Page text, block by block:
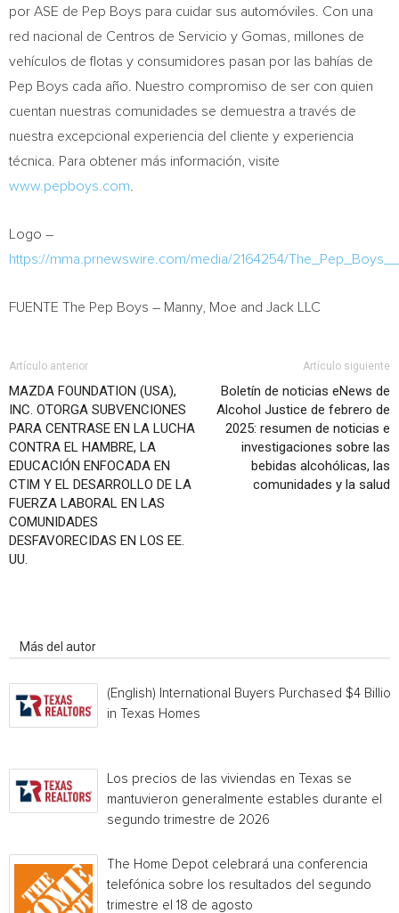
por ASE de Pep Boys para cuidar sus automóviles. Con una
red nacional de Centros de Servicio y Gomas, millones de
vehículos de flotas y consumidores pasan por las bahías de
Pep Boys cada año. Nuestro compromiso de ser con quien
cuentan nuestras comunidades se demuestra a través de
nuestra excepcional experiencia del cliente y experiencia
técnica. Para obtener más información, visite
www.pepboys.com
Logo –
https://mma.prnewswire.com/media/2164254/
FUENTE The Pep Boys – Manny, Moe and Jack LLC
Artículo anterior
MAZDA FOUNDATION (USA),
INC. OTORGA SUBVENCIONES
PARA CENTRASE EN LA LUCHA
CONTRA EL HAMBRE, LA
EDUCACIÓN ENFOCADA EN
CTIM Y EL DESARROLLO DE LA
FUERZA LABORAL EN LAS
COMUNIDADES
DESFAVORECIDAS EN LOS EE.
UU.
Artículo siguiente
Boletín de noticias eNews de
Alcohol Justice de febrero de
2025: resumen de noticias e
investigaciones sobre las
bebidas alcohólicas, las
comunidades y la salud
Más del autor
(English) International Buyers Purchased $4 Billion
in Texas Homes
Los precios de las viviendas en Texas se
mantuvieron generalmente estables durante el
segundo trimestre de 2026
The Home Depot celebrará una conferencia
telefónica sobre los resultados del segundo
trimestre el 18 de agosto